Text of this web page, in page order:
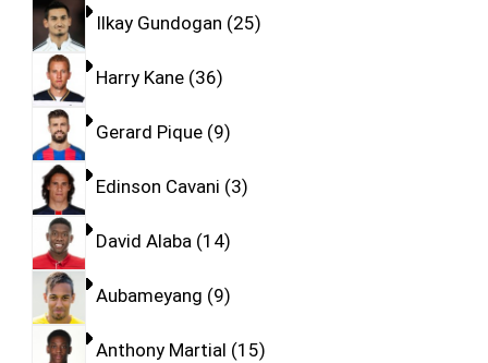
Ilkay Gundogan 25
Harry Kane 36
Gerard Pique 9
Edinson Cavani 3
David Alaba 14
Aubameyang 9
Anthony Martial 15